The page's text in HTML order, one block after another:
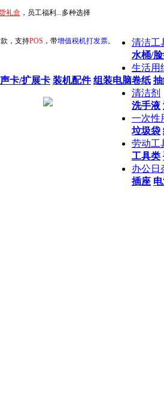
声卡/扩展卡 装机配件 组装电脑
清洁工
水桶/
生活用
卷纸
清洁剂
洗手液
一次性
垃圾袋
劳动工
工具类
办公日
插座
礼盒 ，员工福利...多种选择
，支持POS ，带增值税机打发票。